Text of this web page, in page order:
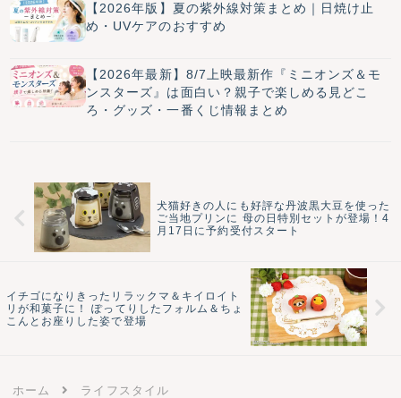
【2026年版】夏の紫外線対策まとめ｜日焼け止
め・UVケアのおすすめ
【2026年最新】8/7上映最新作『ミニオンズ＆モ
ンスターズ』は面白い？親子で楽しめる見どこ
ろ・グッズ・一番くじ情報まとめ
犬猫好きの人にも好評な丹波黒大豆を使った
ご当地プリンに 母の日特別セットが登場！4
月17日に予約受付スタート
イチゴになりきったリラックマ＆キイロイト
リが和菓子に！ ぽってりしたフォルム＆ちょ
こんとお座りした姿で登場
ホーム ライフスタイル